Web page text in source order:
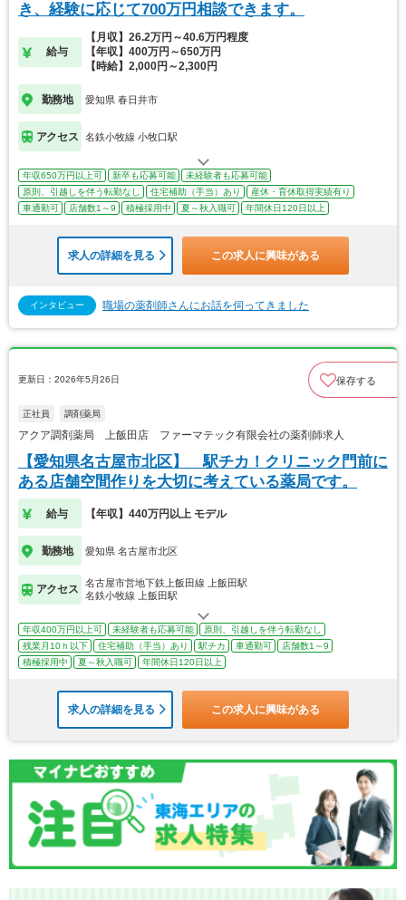
き、経験に応じて700万円相談できます。
給与
【月収】26.2万円～40.6万円程度
【年収】400万円～650万円
【時給】2,000円～2,300円
勤務地 愛知県 春日井市
アクセス 名鉄小牧線 小牧口駅
年収650万円以上可 新卒も応募可能
未経験者も応募可能
原則、引越しを伴う転勤なし
住宅補助（手当）あり
産休・育休取得実績有り
車通勤可
店舗数1～9 積極採用中 夏～秋入職可 年間休日120日以上
求人の詳細を見る この求人に興味がある
インタビュー 職場の薬剤師さんにお話を伺ってきました
更新日：2026年5月26日 保存する
正社員 調剤薬局
アクア調剤薬局 上飯田店 ファーマテック有限会社の薬剤師求人
【愛知県名古屋市北区】 駅チカ！クリニック門前に
ある店舗空間作りを大切に考えている薬局です。
給与 【年収】440万円以上 モデル
勤務地 愛知県 名古屋市北区
アクセス
名古屋市営地下鉄上飯田線 上飯田駅
名鉄小牧線 上飯田駅
年収400万円以上可 未経験者も応募可能
原則、引越しを伴う転勤なし
残業月10ｈ以下
住宅補助（手当）あり 駅チカ 車通勤可
店舗数1～9
積極採用中
夏～秋入職可 年間休日120日以上
求人の詳細を見る この求人に興味がある